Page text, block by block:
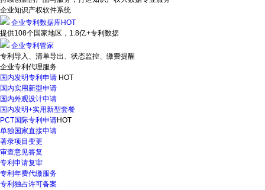
企业知识产权软件系统
企业专利数据库HOT
提供108个国家地区，1.8亿+专利数据
企业专利管家
专利导入、清单导出、状态监控、缴费提醒
企业专利代理服务
国内发明专利申请 HOT
国内实用新型申请
国内外观设计申请
国内发明+实用新型套餐
PCT国际专利申请HOT
单独国家直接申请
著录项目变更
审查意见答复
专利申请复审
专利年费代缴服务
专利独占许可备案